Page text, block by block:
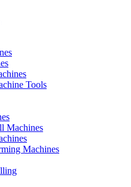
Tools
Machines
Machines